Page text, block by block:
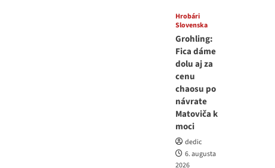
Hrobári
Slovenska
Grohling:
Fica dáme
dolu aj za
cenu
chaosu po
návrate
Matoviča k
moci
dedic
6. augusta
2026